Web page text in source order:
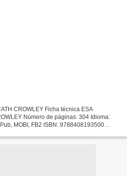
CROWLEY Ficha técnica ESA
Número de páginas: 304 Idioma:
MOBI, FB2 ISBN: 9788408193500